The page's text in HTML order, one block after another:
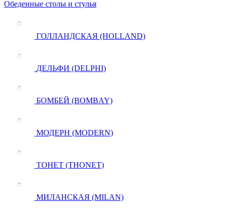
Обеденные столы и стулья
ГОЛЛАНДСКАЯ (HOLLAND)
ДЕЛЬФИ (DELPHI)
БОМБЕЙ (BOMBAY)
МОДЕРН (MODERN)
ТОНЕТ (THONET)
МИЛАНСКАЯ (MILAN)